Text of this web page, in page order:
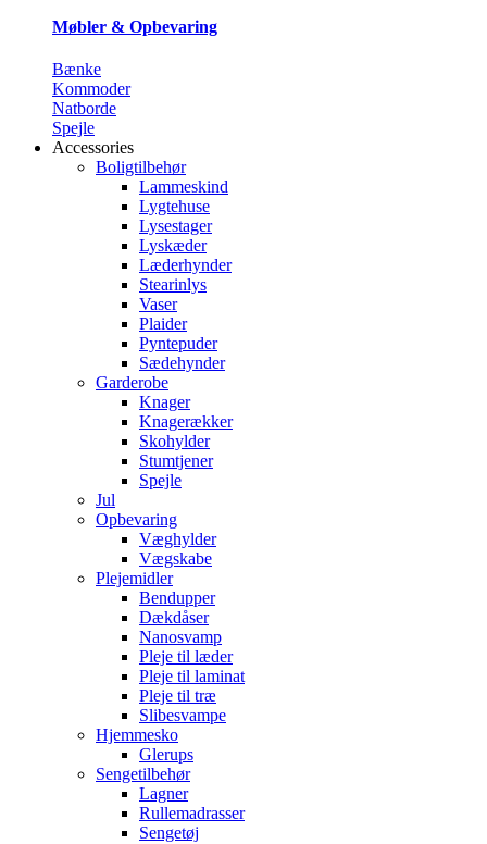
Møbler & Opbevaring
Bænke
Kommoder
Natborde
Spejle
Accessories
Boligtilbehør
Lammeskind
Lygtehuse
Lysestager
Lyskæder
Læderhynder
Stearinlys
Vaser
Plaider
Pyntepuder
Sædehynder
Garderobe
Knager
Knagerækker
Skohylder
Stumtjener
Spejle
Jul
Opbevaring
Væghylder
Vægskabe
Plejemidler
Bendupper
Dækdåser
Nanosvamp
Pleje til læder
Pleje til laminat
Pleje til træ
Slibesvampe
Hjemmesko
Glerups
Sengetilbehør
Lagner
Rullemadrasser
Sengetøj